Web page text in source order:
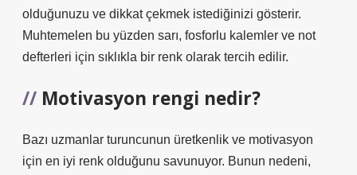
olduğunuzu ve dikkat çekmek istediğinizi gösterir.
Muhtemelen bu yüzden sarı, fosforlu kalemler ve not
defterleri için sıklıkla bir renk olarak tercih edilir.
Motivasyon rengi nedir?
Bazı uzmanlar turuncunun üretkenlik ve motivasyon
için en iyi renk olduğunu savunuyor. Bunun nedeni,